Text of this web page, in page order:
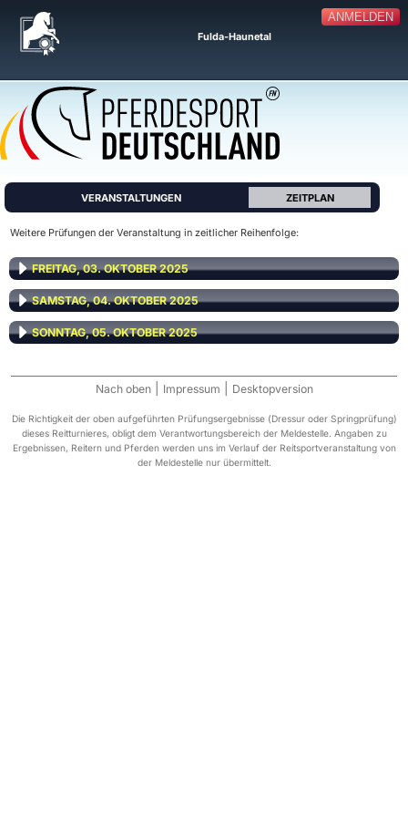
ANMELDEN
Fulda-Haunetal
VERANSTALTUNGEN ZEITPLAN
Weitere Prüfungen der Veranstaltung in zeitlicher Reihenfolge:
FREITAG, 03. OKTOBER 2025
SAMSTAG, 04. OKTOBER 2025
SONNTAG, 05. OKTOBER 2025
Nach oben Impressum Desktopversion
Die Richtigkeit der oben aufgeführten Prüfungsergebnisse (Dressur oder Springprüfung)
dieses Reitturnieres, obligt dem Verantwortungsbereich der Meldestelle. Angaben zu
Ergebnissen, Reitern und Pferden werden uns im Verlauf der Reitsportveranstaltung von
der Meldestelle nur übermittelt.